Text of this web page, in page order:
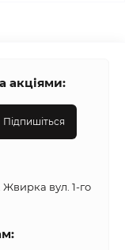
акціями:
Підпишіться
Жвирка вул. 1-го